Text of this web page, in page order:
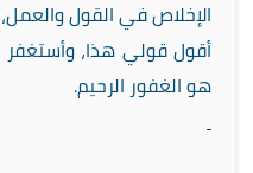
الإخلاص في القول
أقول قولي هذا، وأستغفر
هو الغفور الرحيم.